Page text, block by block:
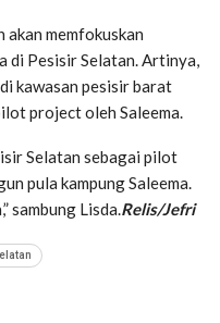
akan memfokuskan
di Pesisir Selatan. Artinya,
kawasan pesisir barat
project oleh Saleema.
Selatan sebagai pilot
pula kampung Saleema.
sambung Lisda.Relis/Jefri